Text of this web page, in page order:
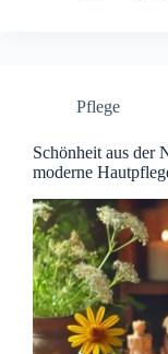
Pflege
Schönheit aus der
moderne